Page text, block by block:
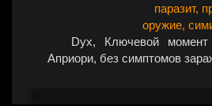
паразит,
оружие,
Dyx, Ключевой
Априори, без симптомов